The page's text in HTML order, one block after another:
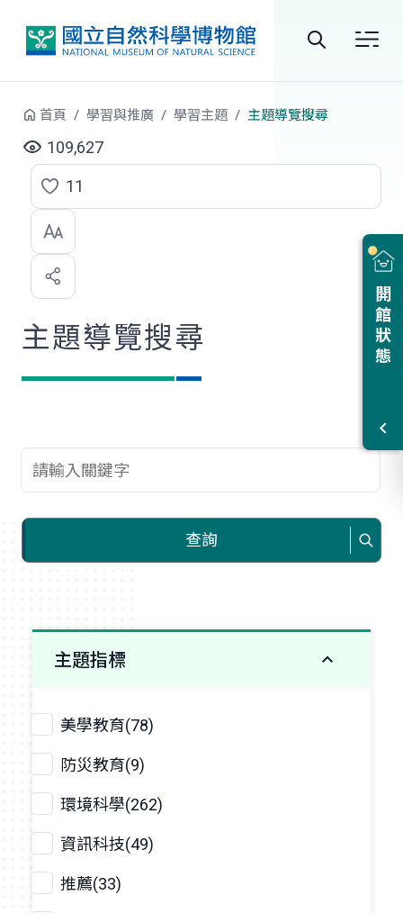
站
尋
開館狀態
首頁 學習與推廣 學習主題 主題導覽搜尋
109,627
點
選
喜
歡
11
主題導覽搜尋
查詢關鍵字
查詢
主題指標
美學教育(78)
防災教育(9)
環境科學(262)
資訊科技(49)
推薦(33)